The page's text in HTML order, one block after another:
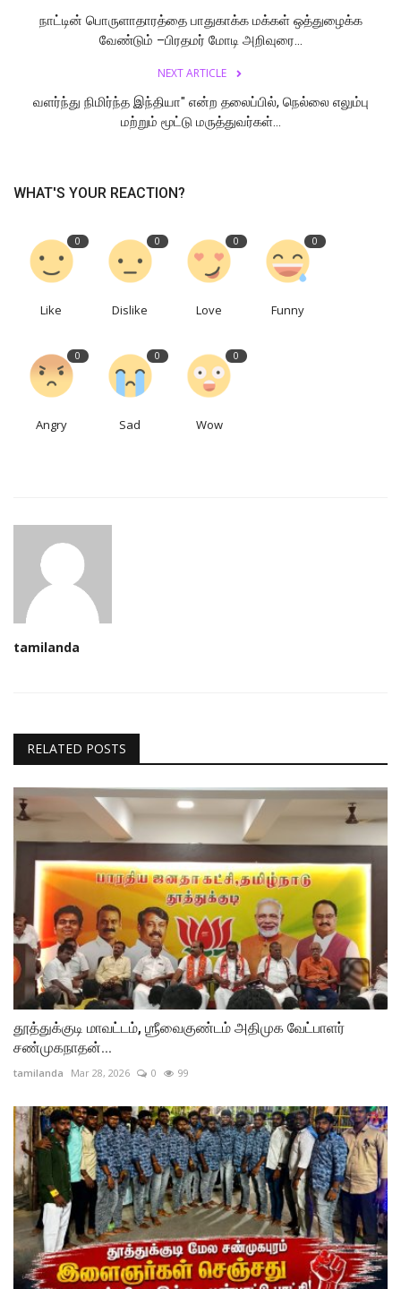
நாட்டின் பொருளாதாரத்தை பாதுகாக்க மக்கள் ஒத்துழைக்க
வேண்டும் –பிரதமர் மோடி அறிவுரை...
NEXT ARTICLE
வளர்ந்து நிமிர்ந்த இந்தியா" என்ற தலைப்பில், நெல்லை எலும்பு
மற்றும் மூட்டு மருத்துவர்கள்...
WHAT'S YOUR REACTION?
0
Like
0
Dislike
0
Love
0
Funny
0
Angry
0
Sad
0
Wow
tamilanda
RELATED POSTS
தூத்துக்குடி மாவட்டம், ஶ்ரீவைகுண்டம் அதிமுக வேட்பாளர்
சண்முகநாதன்...
tamilanda Mar 28, 2026 0 99